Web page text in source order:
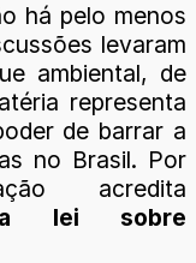
há pelo menos
levaram
ambiental, de
representa
de barrar a
no Brasil. Por
acredita
da lei sobre